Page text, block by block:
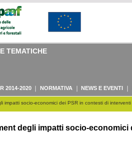
TEMATICHE
2014-2020 NORMATIVA NEWS E EVENTI
impatti socio-economici dei PSR in contesti di interventi
degli impatti socio-economici